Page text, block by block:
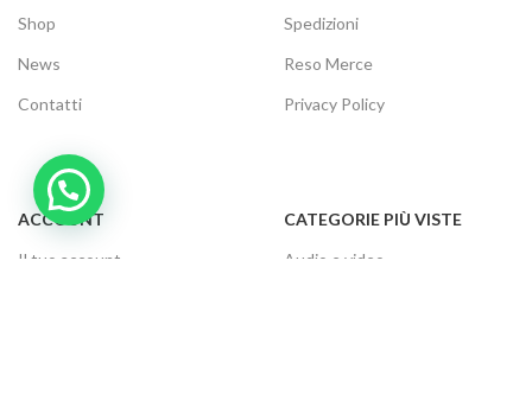
Shop
News
Contatti
Spedizioni
Reso Merce
Privacy Policy
ACCOUNT
Il tuo account
CATEGORIE PIÙ VISTE
Audio e video